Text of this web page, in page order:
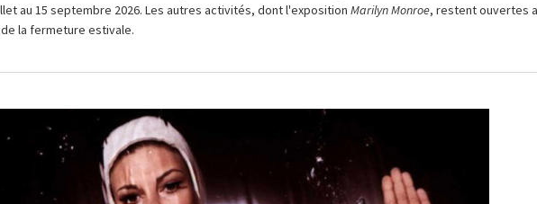
au 15 septembre 2026. Les autres activités, dont l'exposition Marilyn Monroe, restent ouvertes
la fermeture estivale.